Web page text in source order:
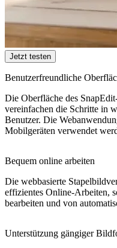
Jetzt testen
Benutzerfreundliche
Die Oberfläche des
vereinfachen die Schritte in
Benutzer. Die
Mobilgeräten verwendet
Bequem online arbeiten
Die webbasierte
effizientes Online-Arbeiten,
bearbeiten und von
Unterstützung gängiger